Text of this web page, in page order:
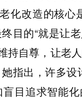
化改造的核心
目的“就是让
持自尊，让老
指出，许多设
目追求智能化